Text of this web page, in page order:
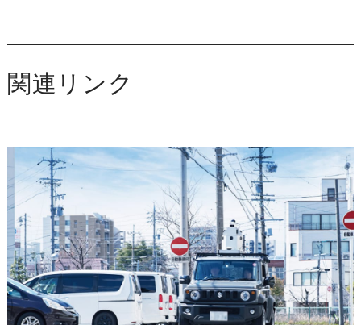
株主・投資家情報
採択・認定実績
交通アクセス
社会インフラ
製造・物流
建設・土木・環境
自動運転・スマートシティ
測量・空間情報
取引実績
関連リンク